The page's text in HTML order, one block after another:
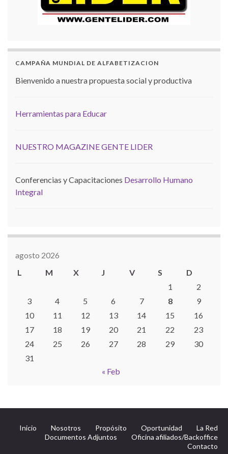
CAMPAÑA MUNDIAL DE ALFABETIZACION
Bienvenido a nuestra propuesta social y productiva
Herramientas para Educar
NUESTRO MAGAZINE GENTE LIDER
Conferencias y Capacitaciones Desarrollo Humano
Integral
agosto 2026
L
M X J V S
D
1
2
3
4 5 6 7 8
9
10
11 12 13 14 15
16
17
18 19 20 21 22
23
24
25 26 27 28 29
30
31
« Feb
Inicio Nosotros Propósito Oportunidad
La Red
Documentos Adjuntos
Oficina afiliados/Backoffice
Contacto